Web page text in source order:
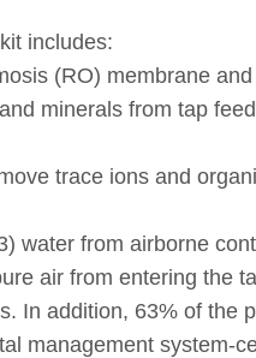
includes:
(RO) membrane
minerals from tap
trace ions and
water from airborne
air from entering the
In addition, 63% of the
management system-